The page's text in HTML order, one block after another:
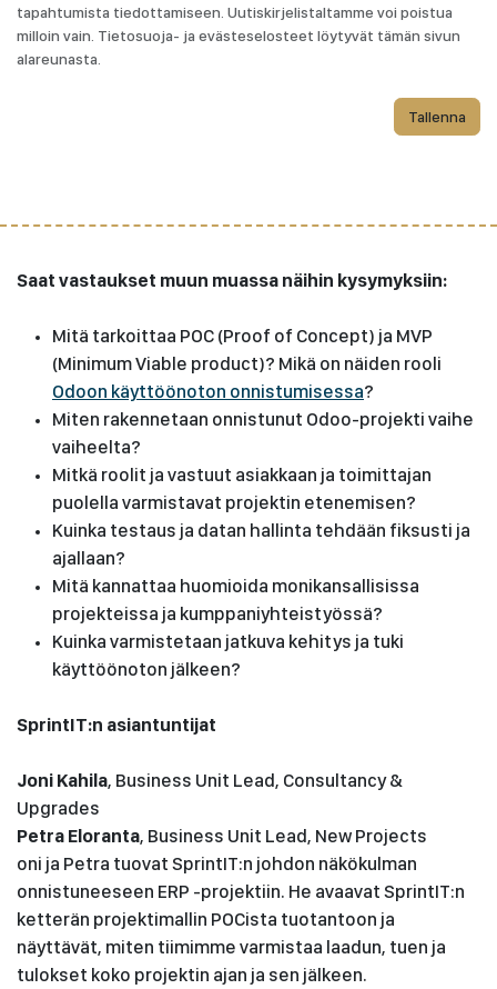
tapahtumista tiedottamiseen. Uutiskirjelistaltamme voi poistua
milloin vain. Tietosuoja- ja evästeselosteet löytyvät tämän sivun
alareunasta.
Tallenna
​Saat vastaukset muun muassa näihin kysymyksiin:
Mitä tarkoittaa POC (Proof of Concept) ja MVP
(Minimum Viable product)? Mikä on näiden rooli
Odoon käyttöönoton onnistumisessa?
Miten rakennetaan onnistunut Odoo-projekti vaihe
vaiheelta?
Mitkä roolit ja vastuut asiakkaan ja toimittajan
puolella varmistavat projektin etenemisen?
Kuinka testaus ja datan hallinta tehdään fiksusti ja
ajallaan?
Mitä kannattaa huomioida monikansallisissa
projekteissa ja kumppaniyhteistyössä?
Kuinka varmistetaan jatkuva kehitys ja tuki
käyttöönoton jälkeen?
SprintIT:n asiantuntijat
Joni Kahila, Business Unit Lead, Consultancy &
Upgrades
Petra Eloranta, Business Unit Lead, New Projects
oni ja Petra tuovat SprintIT:n johdon näkökulman
onnistuneeseen ERP -projektiin. He avaavat SprintIT:n
ketterän projektimallin POCista tuotantoon ja
näyttävät, miten tiimimme varmistaa laadun, tuen ja
tulokset koko projektin ajan ja sen jälkeen.